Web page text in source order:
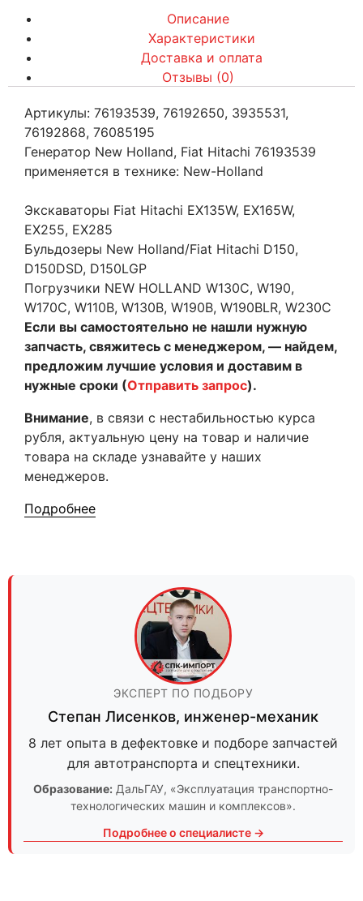
Описание
Характеристики
Доставка и оплата
Отзывы (0)
Артикулы: 76193539, 76192650, 3935531,
76192868, 76085195
Генератор New Holland, Fiat Hitachi 76193539
применяется в технике: New-Holland
Экскаваторы Fiat Hitachi EX135W, EX165W,
EX255, EX285
Бульдозеры New Holland/Fiat Hitachi D150,
D150DSD, D150LGP
Погрузчики NEW HOLLAND W130C, W190,
W170C, W110B, W130B, W190B, W190BLR, W230C
Если вы самостоятельно не нашли нужную
запчасть, свяжитесь с менеджером, — найдем,
предложим лучшие условия и доставим в
нужные сроки (Отправить запрос).
Внимание, в связи с нестабильностью курса
рубля, актуальную цену на товар и наличие
товара на складе узнавайте у наших
менеджеров.
Подробнее
ЭКСПЕРТ ПО ПОДБОРУ
Степан Лисенков, инженер-механик
8 лет опыта в дефектовке и подборе запчастей
для автотранспорта и спецтехники.
Образование: ДальГАУ, «Эксплуатация транспортно-
технологических машин и комплексов».
Подробнее о специалисте →